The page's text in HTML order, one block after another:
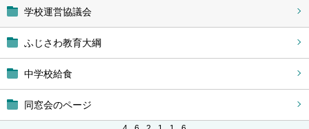
学校運営協議会
ふじさわ教育大綱
中学校給食
同窓会のページ